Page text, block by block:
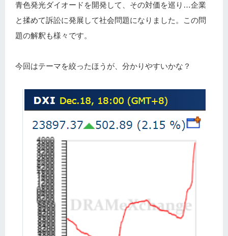
青色発光ダイオードを開発して、その対価を巡り…企業
と揉めて訴訟に発展して社会問題になりました。この問
題の解釈も様々です。
今回はテーマを絞ったほうが、分かりやすいかな？